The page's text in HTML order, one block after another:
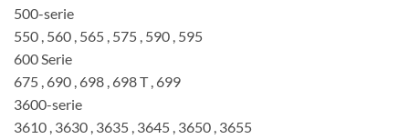
500-serie
550 , 560 , 565 , 575 , 590 , 595
600 Serie
675 , 690 , 698 , 698 T , 699
3600-serie
3610 , 3630 , 3635 , 3645 , 3650 , 3655